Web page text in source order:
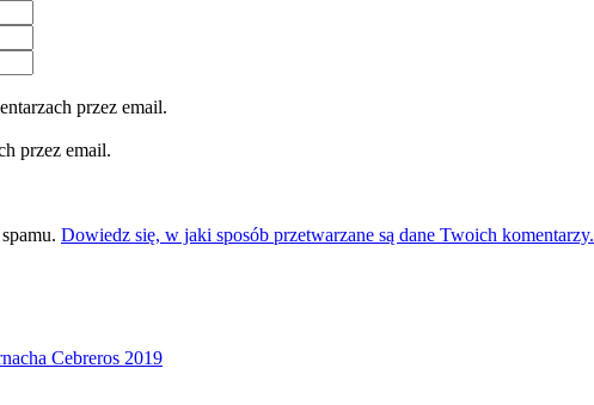
przez email.
przez email.
Dowiedz się, w jaki sposób przetwarzane są dane Twoich komentarzy.
Cebreros 2019